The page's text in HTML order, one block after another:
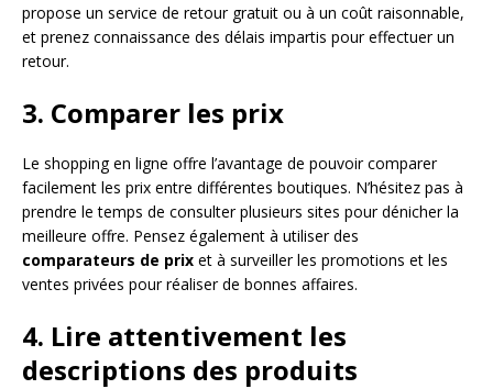
propose un service de retour gratuit ou à un coût raisonnable,
et prenez connaissance des délais impartis pour effectuer un
retour.
3. Comparer les prix
Le shopping en ligne offre l’avantage de pouvoir comparer
facilement les prix entre différentes boutiques. N’hésitez pas à
prendre le temps de consulter plusieurs sites pour dénicher la
meilleure offre. Pensez également à utiliser des
comparateurs de prix et à surveiller les promotions et les
ventes privées pour réaliser de bonnes affaires.
4. Lire attentivement les
descriptions des produits